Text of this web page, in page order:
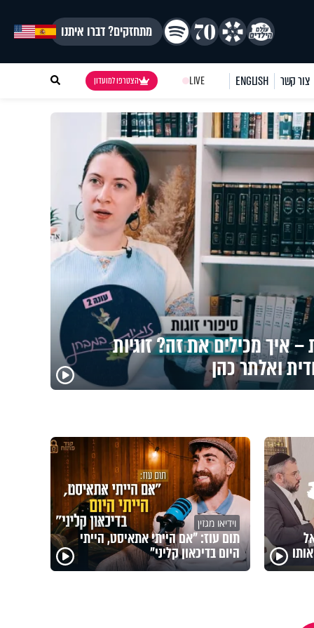
מתחזקים? דברו איתנו
צור קשר ENGLISH
LIVE הצטרפו למועדון
איך מכילים את זה? זוגיות
ואלתר כהן
וידיאו מגזין
תום עוז: "אם הייתי אתאיסט, הייתי
היום בדיכאון קליני"